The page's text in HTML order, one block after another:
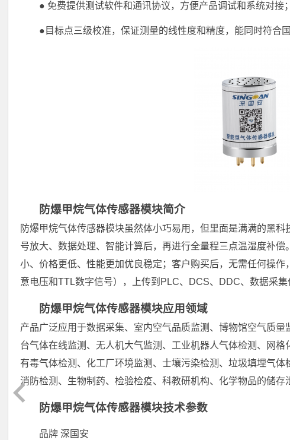
● 免费提供测试软件和通讯协议，方便产品调试和系统对接；
●目标点三级校准，保证测量的线性度和精度，能同时符合
防爆甲烷气体传感器模块简介
防爆甲烷气体传感器模块虽然体小巧易用，但里面是满满的黑
号放大、数据处理、智能计算后，再进行全量程三点温湿度补
小、价格更低、性能更加优良稳定；客户购买后，无需任何操
意电压和TTL数字信号），上传到PLC、DCS、DDC、数据采集
防爆甲烷气体传感器模块应用领域
产品广泛应用于数据采集、室内空气品质监测、博物馆空气质
台气体在线监测、无人机大气监测、工业机器人气体检测、网
有毒气体检测、化工厂环境监测、士壤污染检测、垃圾填埋气
消防检测、生物制药、检验检疫、科教研机构、化学物品的储存
防爆甲烷气体传感器模块技术参数
品牌 深国安